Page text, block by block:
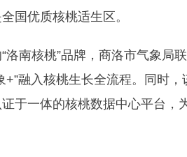
国优质核桃适生区。
洛南核桃”品牌，商洛市气象局
+”融入核桃生长全流程。同时
于一体的核桃数据中心平台